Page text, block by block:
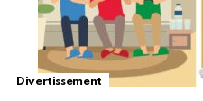
Divertissement